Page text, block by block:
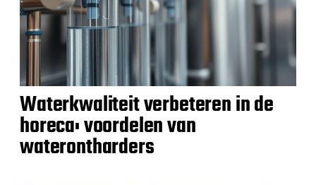
Waterkwaliteit verbeteren in de
horeca: voordelen van
waterontharders